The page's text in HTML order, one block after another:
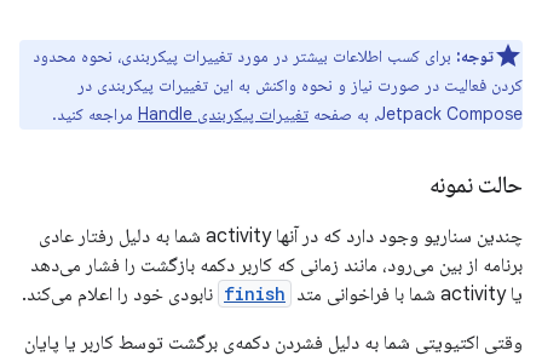
توجه: برای کسب اطلاعات بیشتر در مورد تغییرات پیکربندی، نحوه محدود
کردن فعالیت در صورت نیاز و نحوه واکنش به این تغییرات پیکربندی در
Jetpack Compose، به صفحه
تغییرات پیکربندی Handle مراجعه کنید.
حالت نمونه
چندین سناریو وجود دارد که در آنها activity شما به دلیل رفتار عادی
برنامه از بین می‌رود، مانند زمانی که کاربر دکمه بازگشت را فشار می‌دهد
یا activity شما با فراخوانی متد
finish نابودی خود را اعلام می‌کند.
وقتی اکتیویتی شما به دلیل فشردن دکمه‌ی برگشت توسط کاربر یا پایان